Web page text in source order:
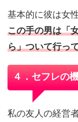
基本的に彼は女
この手の男は「
ら」ついて行っ
４．セフレの
私の友人の経営者